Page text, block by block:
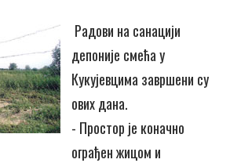
Радови на санацији
депоније смећа у
Кукујевцима завршени су
ових дана.
- Простор је коначно
ограђен жицом и